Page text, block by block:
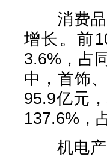
消费品
增长。前
3.6%，占
中，首饰
95.9亿元
137.6%，
机电产